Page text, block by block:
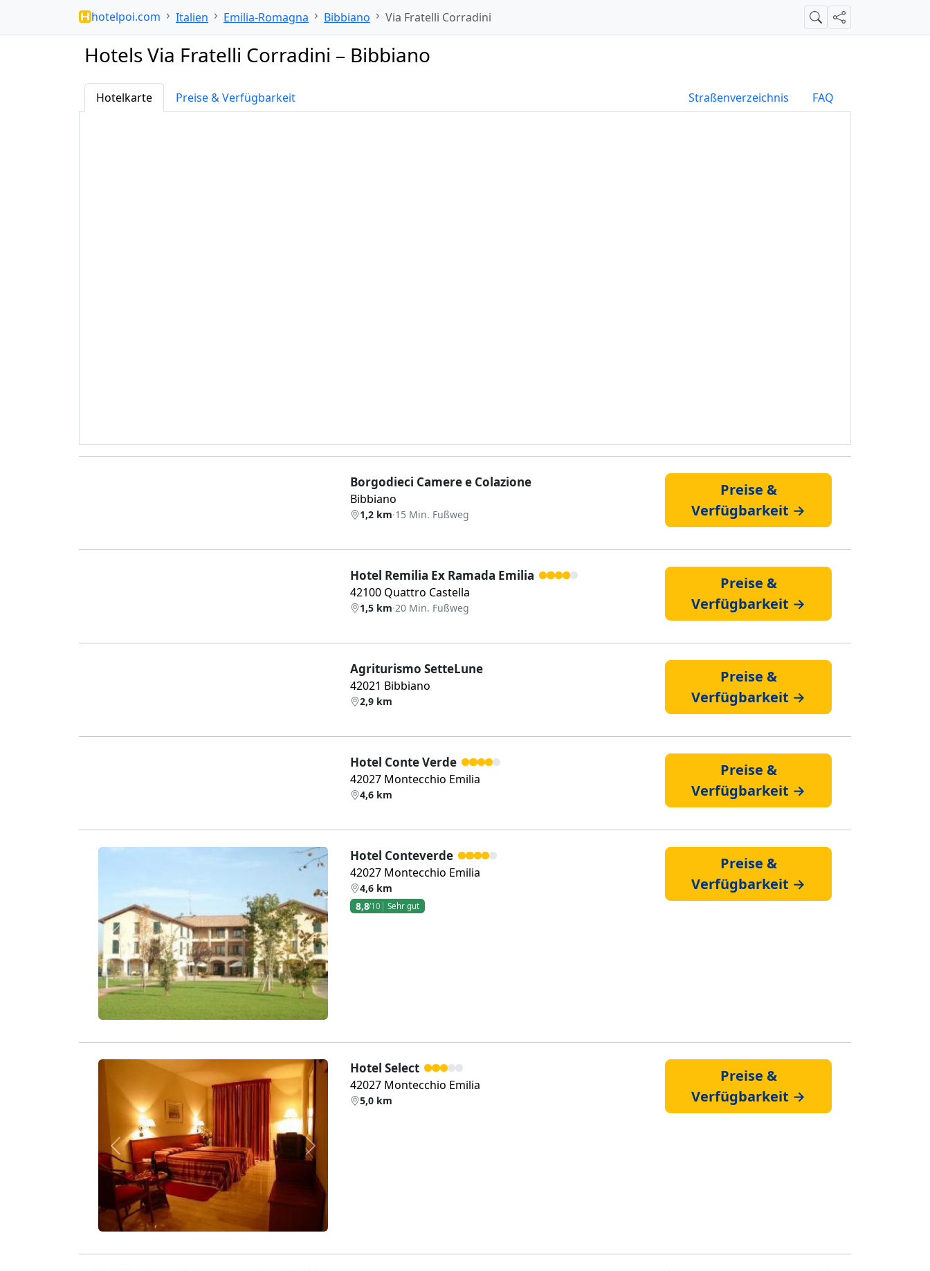
hotelpoi.com Italien Emilia-Romagna Bibbiano Via Fratelli Corradini SucheTeilen
Hotels Via Fratelli Corradini – Bibbiano
Hotelkarte Preise & Verfügbarkeit Straßenverzeichnis FAQ
Borgodieci Camere e Colazione
Bibbiano
1,2 km·15 Min. Fußweg
Preise &
Verfügbarkeit →
Hotel Remilia Ex Ramada Emilia
42100 Quattro Castella
1,5 km·20 Min. Fußweg
Preise &
Verfügbarkeit →
Agriturismo SetteLune
42021 Bibbiano
2,9 km
Preise &
Verfügbarkeit →
Hotel Conte Verde
42027 Montecchio Emilia
4,6 km
Preise &
Verfügbarkeit →
Zurück Weiter
Hotel Conteverde
42027 Montecchio Emilia
4,6 km
8,8/10 Sehr gut
Preise &
Verfügbarkeit →
Zurück Weiter
Hotel Select
42027 Montecchio Emilia
5,0 km
Preise &
Verfügbarkeit →